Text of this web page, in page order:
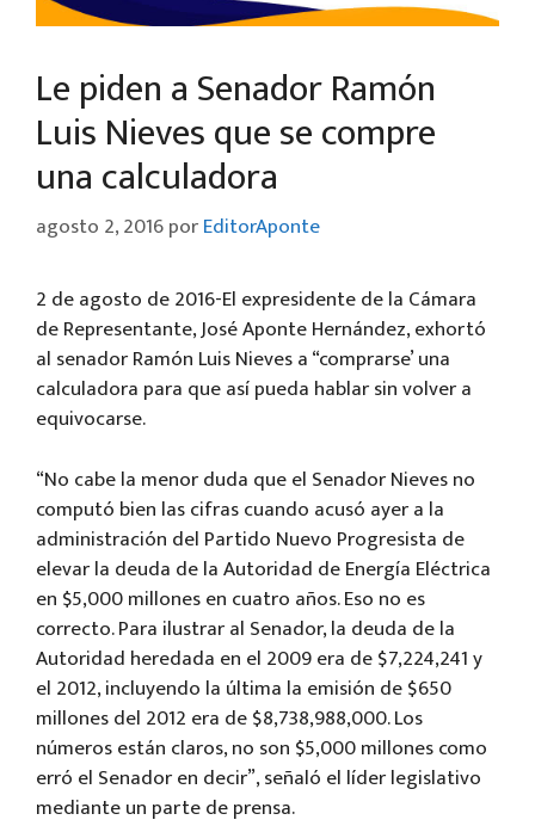
Le piden a Senador Ramón
Luis Nieves que se compre
una calculadora
agosto 2, 2016porEditorAponte
2 de agosto de 2016-El expresidente de la Cámara
de Representante, José Aponte Hernández, exhortó
al senador Ramón Luis Nieves a “comprarse’ una
calculadora para que así pueda hablar sin volver a
equivocarse.
“No cabe la menor duda que el Senador Nieves no
computó bien las cifras cuando acusó ayer a la
administración del Partido Nuevo Progresista de
elevar la deuda de la Autoridad de Energía Eléctrica
en $5,000 millones en cuatro años. Eso no es
correcto. Para ilustrar al Senador, la deuda de la
Autoridad heredada en el 2009 era de $7,224,241 y
el 2012, incluyendo la última la emisión de $650
millones del 2012 era de $8,738,988,000. Los
números están claros, no son $5,000 millones como
erró el Senador en decir”, señaló el líder legislativo
mediante un parte de prensa.